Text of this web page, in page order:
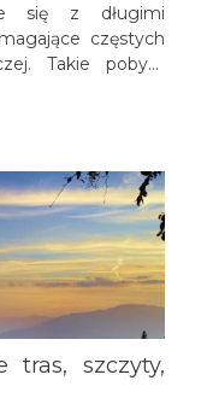
się z długimi
częstych
Takie pobyty
leczenia lub
szpitala.
tras, szczyty,